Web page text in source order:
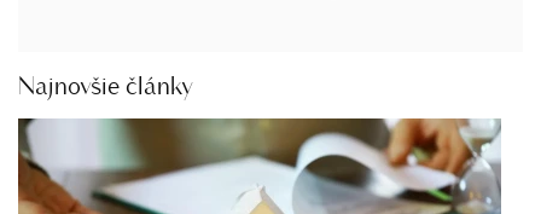
Najnovšie články